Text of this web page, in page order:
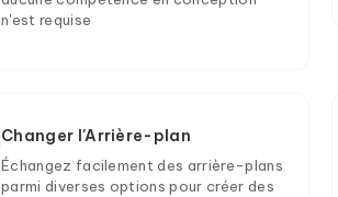
n'est requise
Changer l'Arrière-plan
Échangez facilement des arrière-plans
parmi diverses options pour créer des